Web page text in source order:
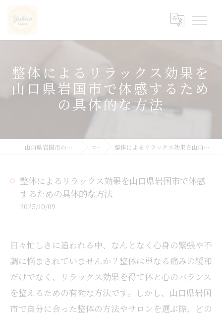
整体によるリラックス効果を
山口県岩国市で体感するため
の具体的な方法
山口県岩国市の整体ならyukicoサロン コラム 整体によるリラックス効果を山口県岩国市で体感するための具体的な方法
整体によるリラックス効果を山口県岩国市で体感
するための具体的な方法
2025/10/09
日々忙しさに追われる中、なんとなく心身の緊張や不
調に悩まされていませんか？整体は単なる痛みの緩和
だけでなく、リラックス効果を得て体と心のバランス
を整えるための有効な方法です。しかし、山口県岩国
市で自分に合った整体の方法やサロンを選ぶ際、どの